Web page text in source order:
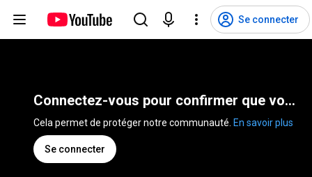
Se connecter
Connectez-vous pour confirmer que vous n'êtes pas un robot
En savoir plus
Se connecter